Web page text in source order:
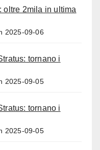
oltre 2mila in ultima
2025-09-06
tornano i
2025-09-05
tornano i
2025-09-05